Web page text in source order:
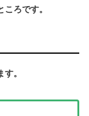
ろです。
。